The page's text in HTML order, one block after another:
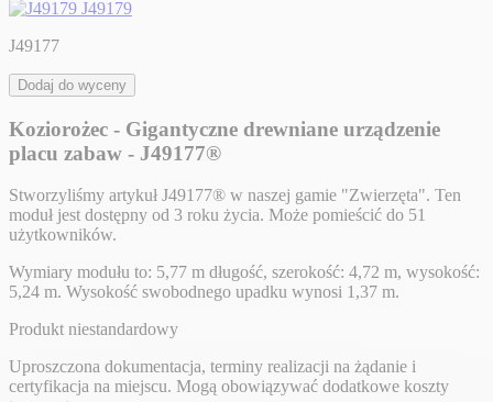
J49179
J49177
Dodaj do wyceny
Koziorożec - Gigantyczne drewniane urządzenie
placu zabaw - J49177®
Stworzyliśmy artykuł J49177® w naszej gamie "Zwierzęta". Ten
moduł jest dostępny od 3 roku życia. Może pomieścić do 51
użytkowników.
Wymiary modułu to: 5,77 m długość, szerokość: 4,72 m, wysokość:
5,24 m. Wysokość swobodnego upadku wynosi 1,37 m.
Produkt niestandardowy
Uproszczona dokumentacja, terminy realizacji na żądanie i
certyfikacja na miejscu. Mogą obowiązywać dodatkowe koszty